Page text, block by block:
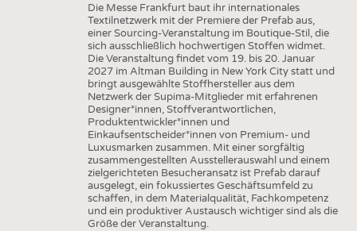
Die Messe Frankfurt baut ihr internationales
Textilnetzwerk mit der Premiere der Prefab aus,
einer Sourcing-Veranstaltung im Boutique-Stil, die
sich ausschließlich hochwertigen Stoffen widmet.
Die Veranstaltung findet vom 19. bis 20. Januar
2027 im Altman Building in New York City statt und
bringt ausgewählte Stoffhersteller aus dem
Netzwerk der Supima-Mitglieder mit erfahrenen
Designer*innen, Stoffverantwortlichen,
Produktentwickler*innen und
Einkaufsentscheider*innen von Premium- und
Luxusmarken zusammen. Mit einer sorgfältig
zusammengestellten Ausstellerauswahl und einem
zielgerichteten Besucheransatz ist Prefab darauf
ausgelegt, ein fokussiertes Geschäftsumfeld zu
schaffen, in dem Materialqualität, Fachkompetenz
und ein produktiver Austausch wichtiger sind als die
Größe der Veranstaltung.